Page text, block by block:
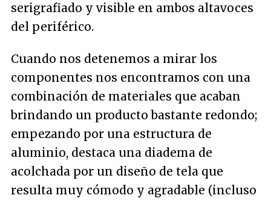
serigrafiado y visible en ambos altavoces
del periférico.
Cuando nos detenemos a mirar los
componentes nos encontramos con una
combinación de materiales que acaban
brindando un producto bastante redondo;
empezando por una estructura de
aluminio, destaca una diadema de
acolchada por un diseño de tela que
resulta muy cómodo y agradable (incluso